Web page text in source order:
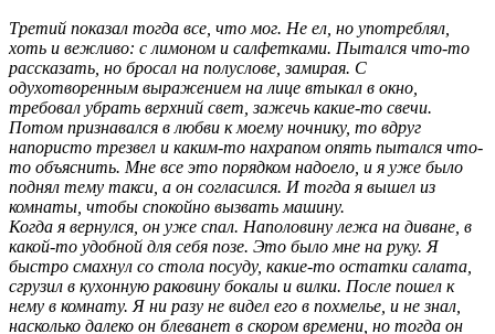
Третий показал тогда все, что мог. Не ел, но употреблял,
хоть и вежливо: с лимоном и салфетками. Пытался что-то
рассказать, но бросал на полуслове, замирая. С
одухотворенным выражением на лице втыкал в окно,
требовал убрать верхний свет, зажечь какие-то свечи.
Потом признавался в любви к моему ночнику, то вдруг
напористо трезвел и каким-то нахрапом опять пытался что-
то объяснить. Мне все это порядком надоело, и я уже было
поднял тему такси, а он согласился. И тогда я вышел из
комнаты, чтобы спокойно вызвать машину.
Когда я вернулся, он уже спал. Наполовину лежа на диване, в
какой-то удобной для себя позе. Это было мне на руку. Я
быстро смахнул со стола посуду, какие-то остатки салата,
сгрузил в кухонную раковину бокалы и вилки. После пошел к
нему в комнату. Я ни разу не видел его в похмелье, и не знал,
насколько далеко он блеванет в скором времени, но тогда он